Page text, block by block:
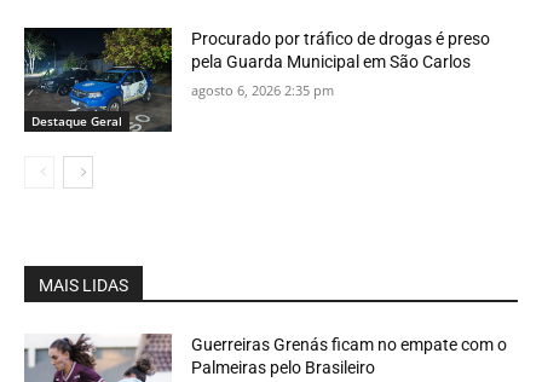
Destaque Geral
Procurado por tráfico de drogas é preso
pela Guarda Municipal em São Carlos
agosto 6, 2026 2:35 pm
MAIS LIDAS
Guerreiras Grenás ficam no empate com o
Palmeiras pelo Brasileiro